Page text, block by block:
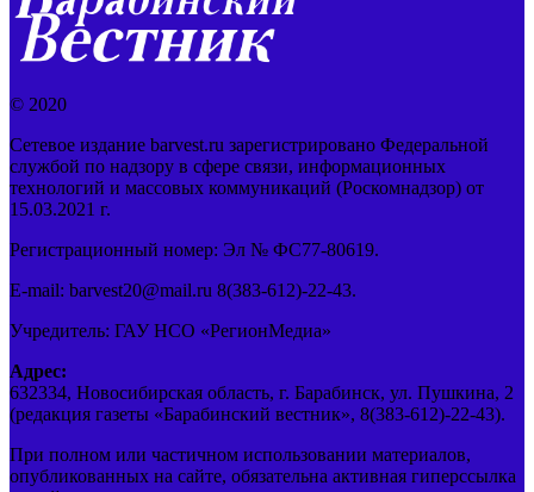
© 2020
Сетевое издание barvest.ru зарегистрировано Федеральной
службой по надзору в сфере связи, информационных
технологий и массовых коммуникаций (Роскомнадзор) от
15.03.2021 г.
Регистрационный номер: Эл № ФС77-80619.
E-mail: barvest20@mail.ru 8(383-612)-22-43.
Учредитель: ГАУ НСО «РегионМедиа»
Адрес:
632334, Новосибирская область, г. Барабинск, ул. Пушкина, 2
(редакция газеты «Барабинский вестник», 8(383-612)-22-43).
При полном или частичном использовании материалов,
опубликованных на сайте, обязательна активная гиперссылка